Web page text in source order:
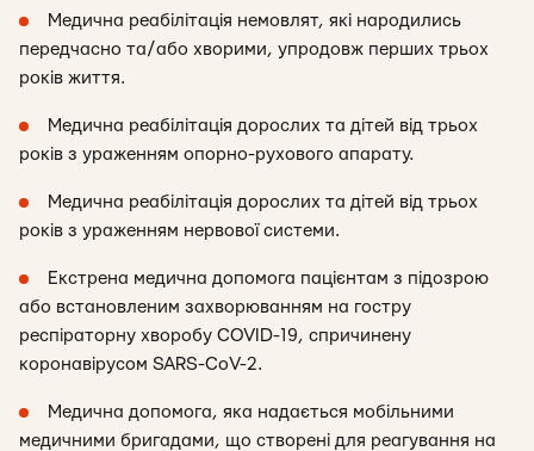
Медична реабілітація немовлят, які народились
передчасно та/або хворими, упродовж перших трьох
років життя.
Медична реабілітація дорослих та дітей від трьох
років з ураженням опорно-рухового апарату.
Медична реабілітація дорослих та дітей від трьох
років з ураженням нервової системи.
Екстрена медична допомога пацієнтам з підозрою
або встановленим захворюванням на гостру
респіраторну хворобу COVID-19, спричинену
коронавірусом SARS-CoV-2.
Медична допомога, яка надається мобільними
медичними бригадами, що створені для реагування на